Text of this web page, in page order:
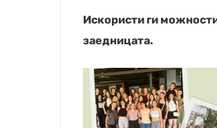
Искористи ги
заедницата.